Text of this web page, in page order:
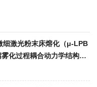
细激光粉末床熔化（μ-LPB
化过程耦合动力学结构优